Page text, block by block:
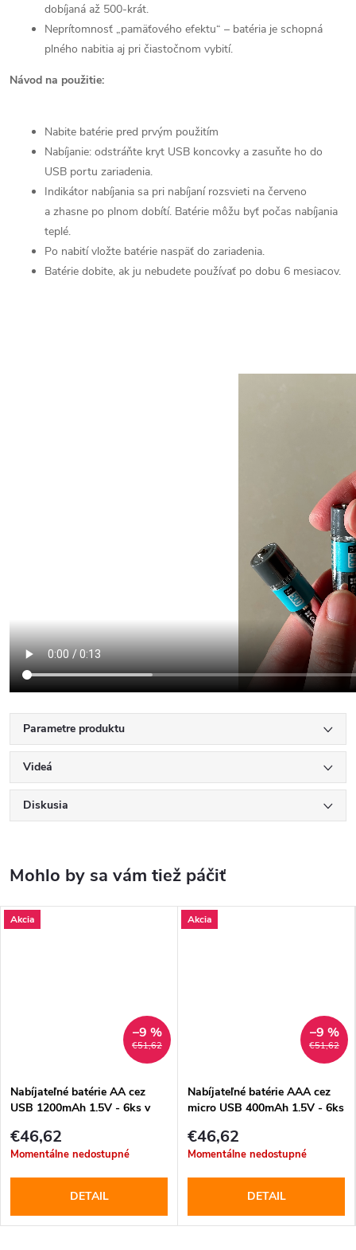
dobíjaná až 500-krát.
Neprítomnosť „pamäťového efektu“ – batéria je schopná
plného nabitia aj pri čiastočnom vybití.
Návod na použitie:
Nabite batérie pred prvým použitím
Nabíjanie: odstráňte kryt USB koncovky a zasuňte ho do
USB portu zariadenia.
Indikátor nabíjania sa pri nabíjaní rozsvieti na červeno
a zhasne po plnom dobítí. Batérie môžu byť počas nabíjania
teplé.
Po nabití vložte batérie naspäť do zariadenia.
Batérie dobite, ak ju nebudete používať po dobu 6 mesiacov.
Parametre produktu
Videá
Diskusia
Akcia
€51,62
–9 %
Nabíjateľné batérie AA cez
USB 1200mAh 1.5V - 6ks v
€46,62
Momentálne nedostupné
DETAIL
Akcia
€51,62
–9 %
Nabíjateľné batérie AAA cez
micro USB 400mAh 1.5V - 6ks
€46,62
Momentálne nedostupné
DETAIL